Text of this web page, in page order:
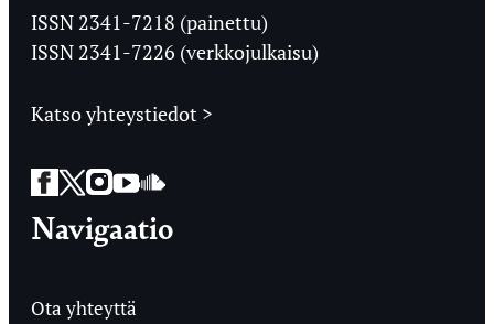
Ylioppilaslehti
ISSN 2341-7218 (painettu)
ISSN 2341-7226 (verkkojulkaisu)
Katso yhteystiedot >
Facebook
Twitter
Instagram
YouTube
SoundCloud
Navigaatio
Ota yhteyttä